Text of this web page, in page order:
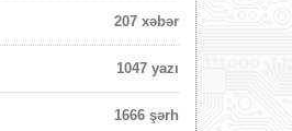
207 xəbər
1047 yazı
1666 şərh